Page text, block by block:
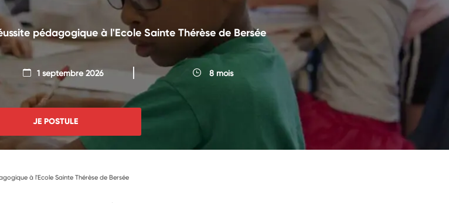
pédagogique à l'Ecole Sainte Thérèse de Bersée
1 septembre 2026 8 mois
JE POSTULE
à l'Ecole Sainte Thérèse de Bersée